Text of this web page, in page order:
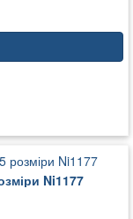
Ni1177